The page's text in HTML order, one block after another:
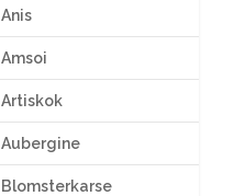
Anis
Amsoi
Artiskok
Aubergine
Blomsterkarse